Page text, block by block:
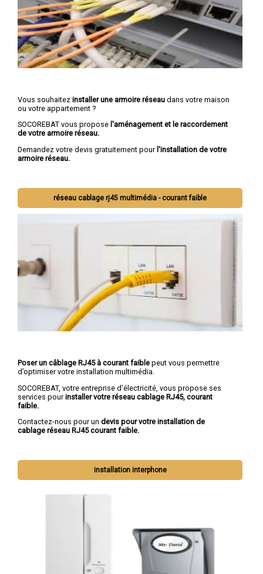
Vous souhaitez installer une armoire réseau dans votre maison
ou votre appartement ?
SOCOREBAT vous propose l'aménagement et le raccordement
de votre armoire réseau.
Demandez votre devis gratuitement pourl'installation de votre
armoire réseau.
réseau cablage rj45 multimédia - courant faible
Poser un câblage RJ45 à courant faible peut vous permettre
d’optimiser votre installation multimédia.
SOCOREBAT, votre entreprise d'électricité, vous propose ses
services pourinstaller votre réseau cablage RJ45, courant
faible.
Contactez-nous pour un devis pour votre installation de
cablage réseau RJ45 courant faible.
installation interphone